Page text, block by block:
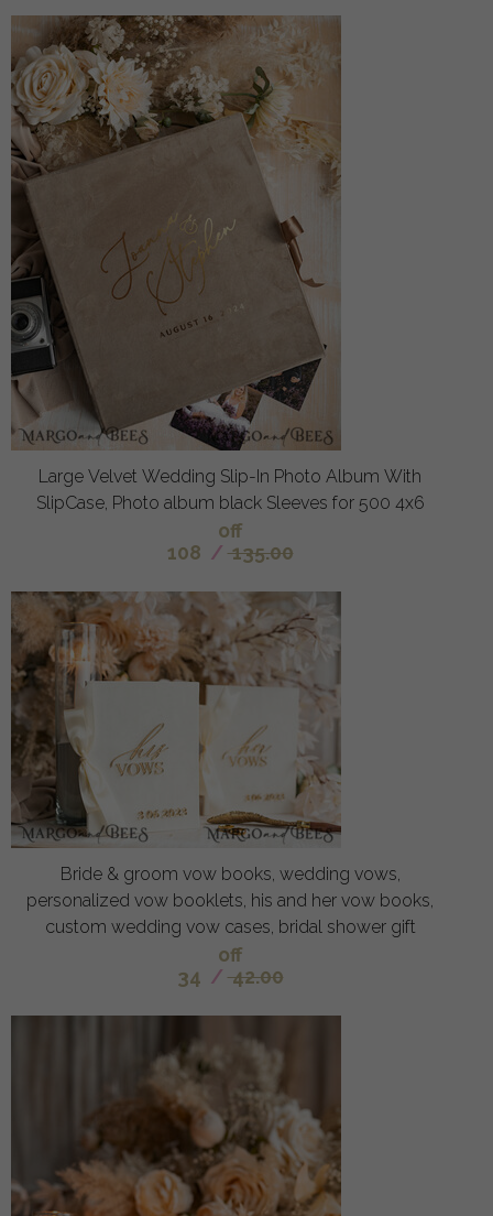
Large Velvet Wedding Slip-In Photo Album With
SlipCase, Photo album black Sleeves for 500 4x6
off
108 / 135.00
Bride & groom vow books, wedding vows,
personalized vow booklets, his and her vow books,
custom wedding vow cases, bridal shower gift
off
34 / 42.00